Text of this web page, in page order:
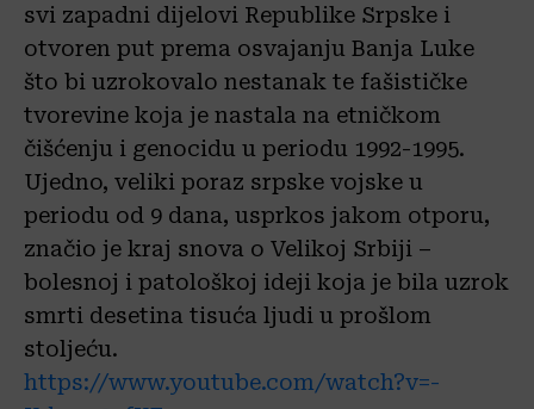
svi zapadni dijelovi Republike Srpske i
otvoren put prema osvajanju Banja Luke
što bi uzrokovalo nestanak te fašističke
tvorevine koja je nastala na etničkom
čišćenju i genocidu u periodu 1992-1995.
Ujedno, veliki poraz srpske vojske u
periodu od 9 dana, usprkos jakom otporu,
značio je kraj snova o Velikoj Srbiji –
bolesnoj i patološkoj ideji koja je bila uzrok
smrti desetina tisuća ljudi u prošlom
stoljeću.
https://www.youtube.com/watch?v=-